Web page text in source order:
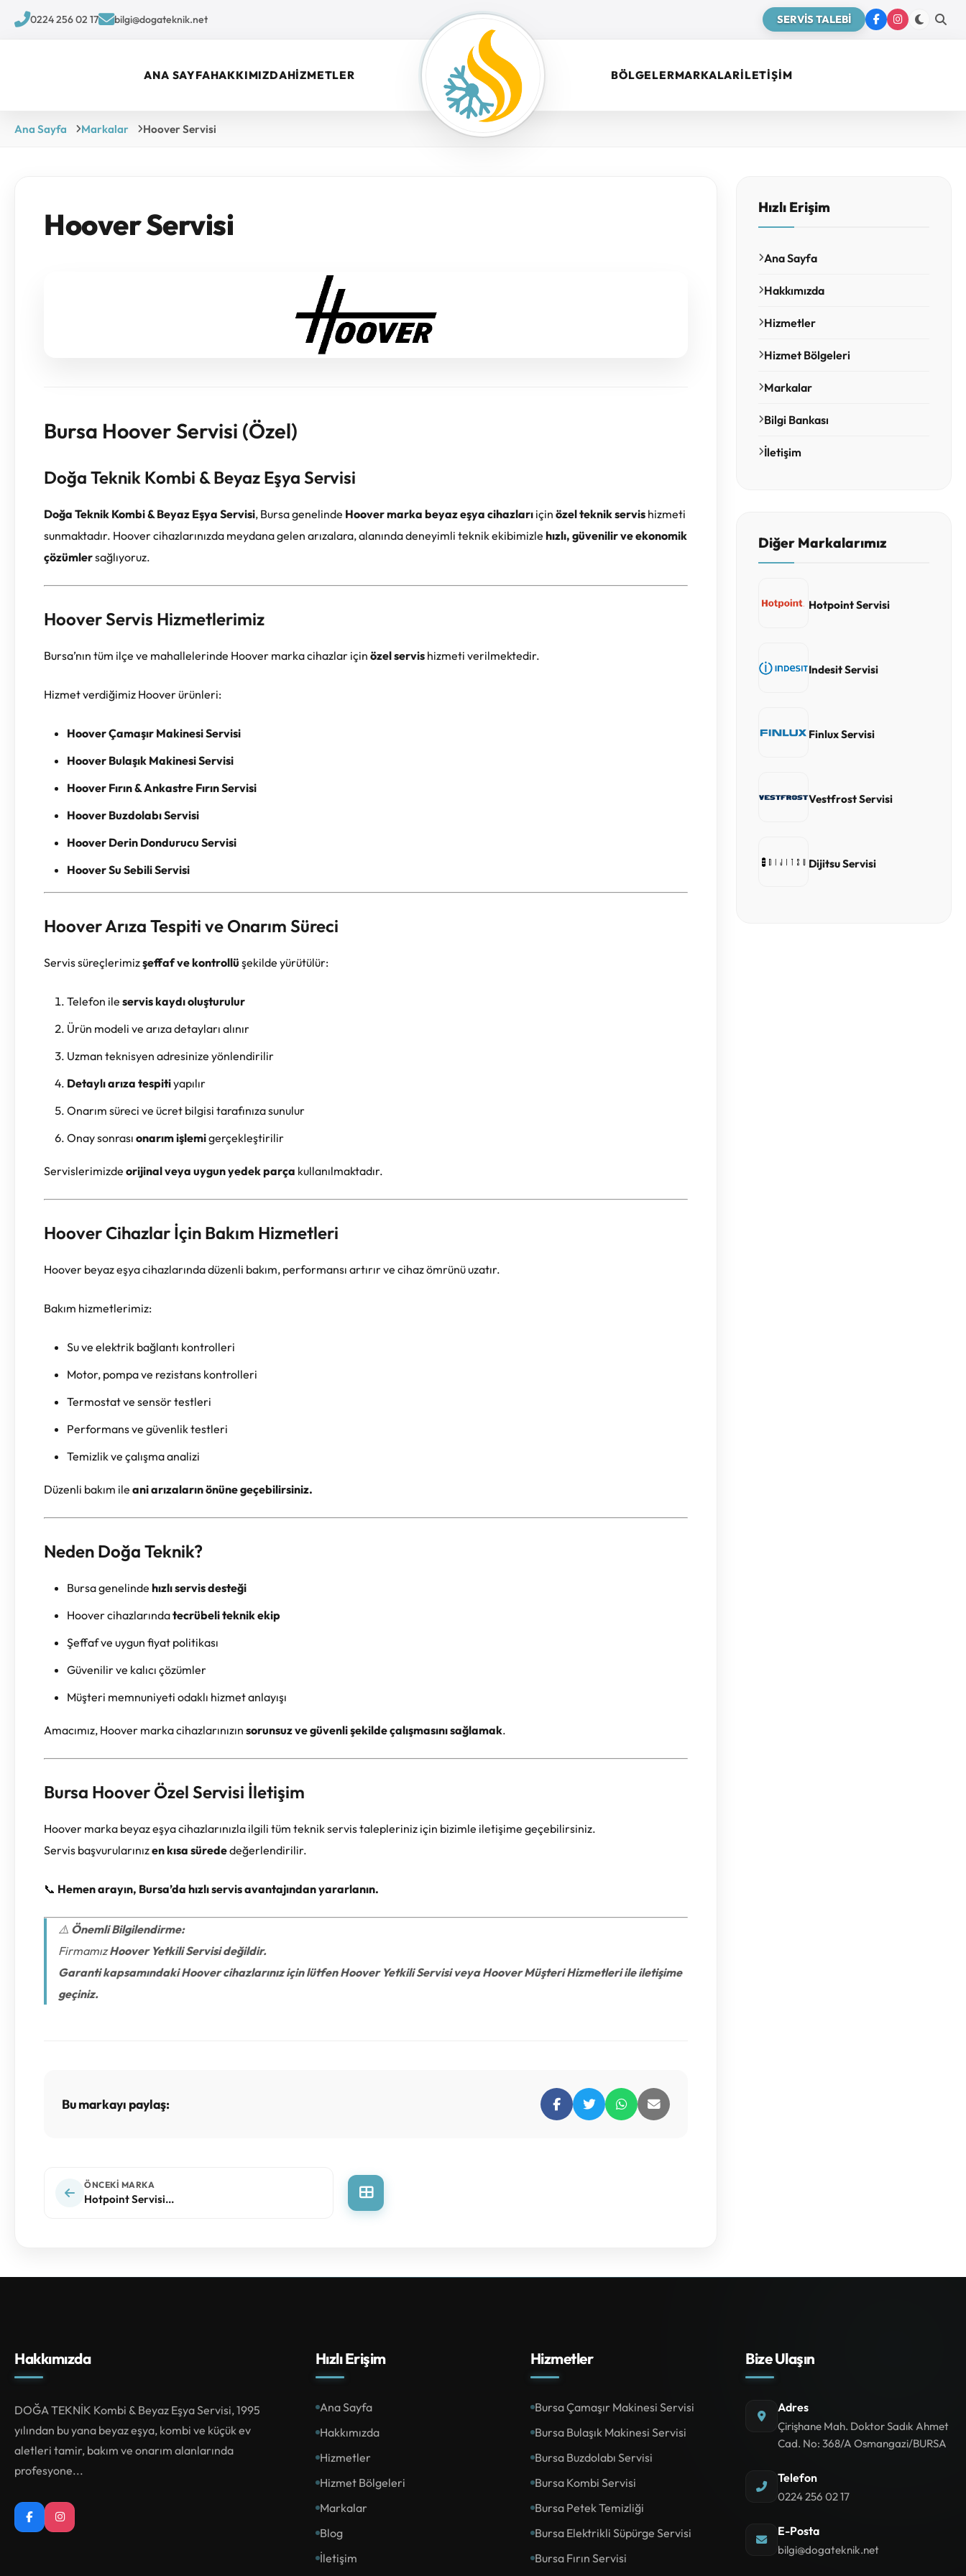
0224 256 02 17 bilgi@dogateknik.net SERVİS TALEBİ
ANA SAYFAHAKKIMIZDAHİZMETLER BÖLGELERMARKALARİLETİŞİM
Ana Sayfa Markalar Hoover Servisi
Hoover Servisi
Bursa Hoover Servisi (Özel)
Doğa Teknik Kombi & Beyaz Eşya Servisi
Doğa Teknik Kombi & Beyaz Eşya Servisi, Bursa genelinde Hoover marka beyaz eşya cihazları için özel teknik servis hizmeti
sunmaktadır. Hoover cihazlarınızda meydana gelen arızalara, alanında deneyimli teknik ekibimizle hızlı, güvenilir ve ekonomik
çözümlersağlıyoruz.
Hoover Servis Hizmetlerimiz
Bursa’nın tüm ilçe ve mahallelerinde Hoover marka cihazlar için özel servis hizmeti verilmektedir.
Hizmet verdiğimiz Hoover ürünleri:
Hoover Çamaşır Makinesi Servisi
Hoover Bulaşık Makinesi Servisi
Hoover Fırın & Ankastre Fırın Servisi
Hoover Buzdolabı Servisi
Hoover Derin Dondurucu Servisi
Hoover Su Sebili Servisi
Hoover Arıza Tespiti ve Onarım Süreci
Servis süreçlerimizşeffaf ve kontrollü şekilde yürütülür:
Telefon ile servis kaydı oluşturulur
Ürün modeli ve arıza detayları alınır
Uzman teknisyen adresinize yönlendirilir
Detaylı arıza tespitiyapılır
Onarım süreci ve ücret bilgisi tarafınıza sunulur
Onay sonrası onarım işlemigerçekleştirilir
Servislerimizde orijinal veya uygun yedek parça kullanılmaktadır.
Hoover Cihazlar İçin Bakım Hizmetleri
Hoover beyaz eşya cihazlarında düzenli bakım, performansı artırır ve cihaz ömrünü uzatır.
Bakım hizmetlerimiz:
Su ve elektrik bağlantı kontrolleri
Motor, pompa ve rezistans kontrolleri
Termostat ve sensör testleri
Performans ve güvenlik testleri
Temizlik ve çalışma analizi
Düzenli bakım ile ani arızaların önüne geçebilirsiniz.
Neden Doğa Teknik?
Bursa genelinde hızlı servis desteği
Hoover cihazlarındatecrübeli teknik ekip
Şeffaf ve uygun fiyat politikası
Güvenilir ve kalıcı çözümler
Müşteri memnuniyeti odaklı hizmet anlayışı
Amacımız, Hoover marka cihazlarınızın sorunsuz ve güvenli şekilde çalışmasını sağlamak.
Bursa Hoover Özel Servisi İletişim
Hoover marka beyaz eşya cihazlarınızla ilgili tüm teknik servis talepleriniz için bizimle iletişime geçebilirsiniz.
Servis başvurularınızen kısa sürededeğerlendirilir.
📞 Hemen arayın, Bursa’da hızlı servis avantajından yararlanın.
⚠️ Önemli Bilgilendirme:
FirmamızHoover Yetkili Servisi değildir.
Garanti kapsamındaki Hoover cihazlarınız için lütfen Hoover Yetkili Servisi veya Hoover Müşteri Hizmetleri ile iletişime
geçiniz.
Bu markayı paylaş:
ÖNCEKI MARKA
Hotpoint Servisi...
Hızlı Erişim
Ana Sayfa
Hakkımızda
Hizmetler
Hizmet Bölgeleri
Markalar
Bilgi Bankası
İletişim
Diğer Markalarımız
Hotpoint Servisi
Indesit Servisi
Finlux Servisi
Vestfrost Servisi
Dijitsu Servisi
Hakkımızda
DOĞA TEKNİK Kombi & Beyaz Eşya Servisi, 1995
yılından bu yana beyaz eşya, kombi ve küçük ev
aletleri tamir, bakım ve onarım alanlarında
profesyone...
Hızlı Erişim
Ana Sayfa
Hakkımızda
Hizmetler
Hizmet Bölgeleri
Markalar
Blog
İletişim
Hizmetler
Bursa Çamaşır Makinesi Servisi
Bursa Bulaşık Makinesi Servisi
Bursa Buzdolabı Servisi
Bursa Kombi Servisi
Bursa Petek Temizliği
Bursa Elektrikli Süpürge Servisi
Bursa Fırın Servisi
Bize Ulaşın
Adres
Çirişhane Mah. Doktor Sadık Ahmet
Cad. No: 368/A Osmangazi/BURSA
Telefon
0224 256 02 17
E-Posta
bilgi@dogateknik.net